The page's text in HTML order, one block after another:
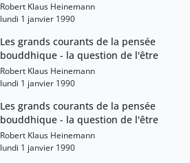
Robert Klaus Heinemann
lundi 1 janvier 1990
Les grands courants de la pensée
bouddhique - la question de l'être
Robert Klaus Heinemann
lundi 1 janvier 1990
Les grands courants de la pensée
bouddhique - la question de l'être
Robert Klaus Heinemann
lundi 1 janvier 1990